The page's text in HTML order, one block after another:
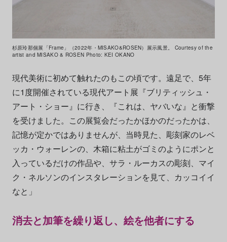
杉原玲那個展「Frame」（2022年・MISAKO&ROSEN）展示風景。 Courtesy of the
artist and MISAKO & ROSEN Photo: KEI OKANO
現代美術に初めて触れたのもこの頃です。遠足で、5年
に1度開催されている現代アート展『ブリティッシュ・
アート・ショー』に行き、『これは、ヤバいな』と衝撃
を受けました。この展覧会だったかほかのだったかは、
記憶が定かではありませんが、当時見た、彫刻家のレベ
ッカ・ウォーレンの、木箱に粘土がゴミのようにポンと
入っているだけの作品や、サラ・ルーカスの彫刻、マイ
ク・ネルソンのインスタレーションを見て、カッコイイ
なと」
消去と加筆を繰り返し、絵を他者にする